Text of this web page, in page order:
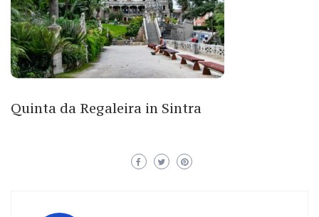
Quinta da Regaleira in Sintra